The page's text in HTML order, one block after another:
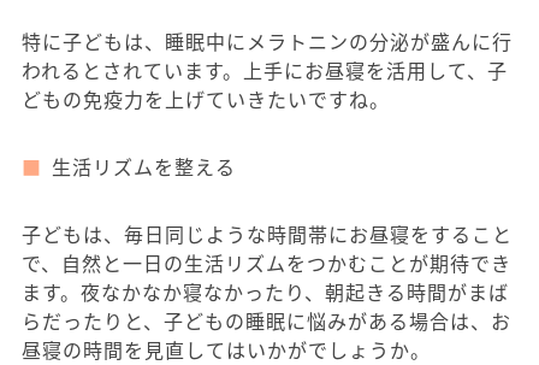
特に子どもは、睡眠中にメラトニンの分泌が盛んに行
われるとされています。上手にお昼寝を活用して、子
どもの免疫力を上げていきたいですね。
生活リズムを整える
子どもは、毎日同じような時間帯にお昼寝をすること
で、自然と一日の生活リズムをつかむことが期待でき
ます。夜なかなか寝なかったり、朝起きる時間がまば
らだったりと、子どもの睡眠に悩みがある場合は、お
昼寝の時間を見直してはいかがでしょうか。